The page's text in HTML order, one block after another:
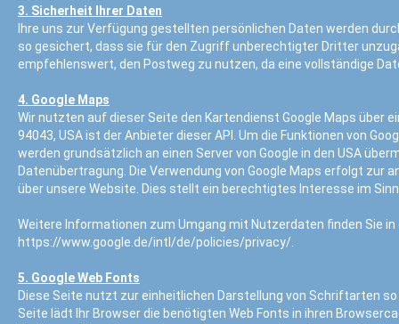
3. Sicherheit Ihrer Daten
Ihre uns zur Verfügung gestellten persönlichen Daten werden
so gesichert, dass sie für den Zugriff unberechtigter Dritter
empfehlenswert, den Postweg zu nutzen, da eine vollständige
4. Google Maps
Wir nutzten auf dieser Seite den Kartendienst Google Maps über
94043, USA ist der Anbieter dieser API. Um die Funktionen von
werden grundsätzlich an einen Server von Google in den USA
Datenübertragung. Die Verwendung von Google Maps erfolgt
über unsere Website. Dies stellt ein berechtigtes Interesse im
Weitere Informationen zum Umgang mit Nutzerdaten finden Sie
https://www.google.de/intl/de/policies/privacy/.
5. Google Web Fonts
Diese Seite nutzt zur einheitlichen Darstellung von Schriftarten
Seite lädt Ihr Browser die benötigten Web Fonts in ihren